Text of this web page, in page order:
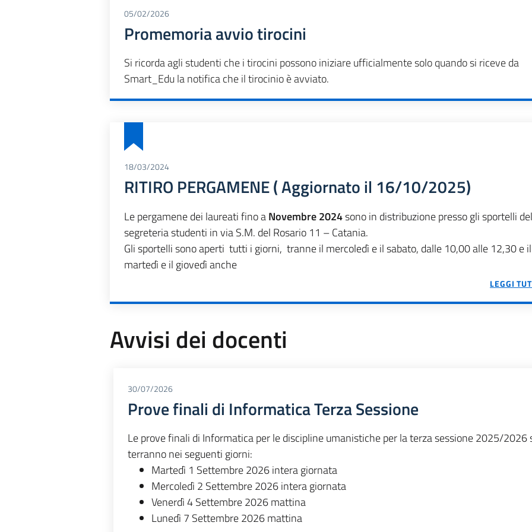
05/02/2026
Promemoria avvio tirocini
Si ricorda agli studenti che i tirocini possono iniziare ufficialmentesolo quando si riceve da
Smart_Edu la notifica che il tirocinio èavviato.
18/03/2024
RITIRO PERGAMENE ( Aggiornato il 16/10/2025)
Le pergamene dei laureati fino aNovembre 2024sono in distribuzione presso gli sportelli
segreteria studenti in via S.M. del Rosario 11 – Catania.
Gli sportelli sono aperti tutti i giorni, tranne il mercoledì e il sabato, dalle 10,00 alle 12,30 e il
martedì e il giovedì anche
LEGGI
Avvisi dei docenti
30/07/2026
Prove finali di Informatica Terza Sessione
Le prove finali di Informatica per le discipline umanistiche per la terza sessione 2025/2026
terranno nei seguenti giorni:
Martedì 1 Settembre 2026 intera giornata
Mercoledì 2 Settembre 2026 intera giornata
Venerdì 4 Settembre 2026 mattina
Lunedì 7 Settembre 2026 mattina